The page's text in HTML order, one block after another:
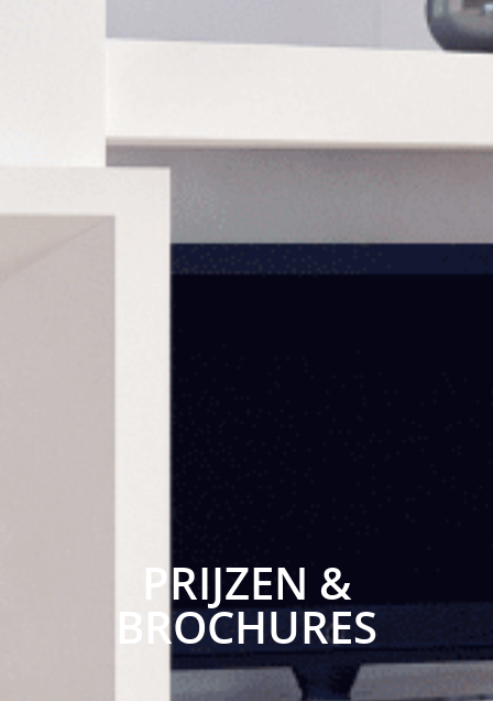
PRIJZEN &
BROCHURES